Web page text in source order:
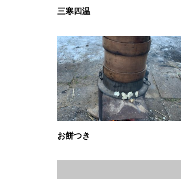
三寒四温
お餅つき